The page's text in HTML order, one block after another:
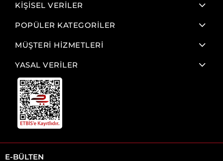
KİŞİSEL VERİLER
POPÜLER KATEGORİLER
MÜŞTERİ HİZMETLERİ
YASAL VERİLER
E-BÜLTEN